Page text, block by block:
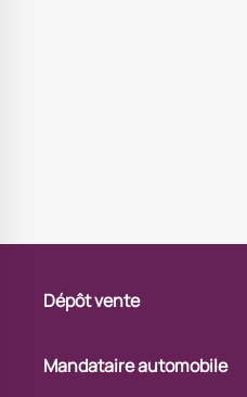
Dépôt vente
Mandataire automobile